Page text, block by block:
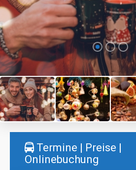
Termine | Preise |
Onlinebuchung